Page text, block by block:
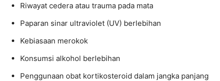
Riwayat cedera atau trauma pada mata
Paparan sinar ultraviolet (UV) berlebihan
Kebiasaan merokok
Konsumsi alkohol berlebihan
Penggunaan obat kortikosteroid dalam jangka panjang